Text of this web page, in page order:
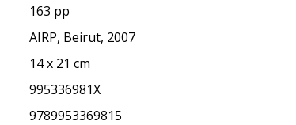
163 pp
AIRP, Beirut, 2007
14 x 21 cm
995336981X
9789953369815